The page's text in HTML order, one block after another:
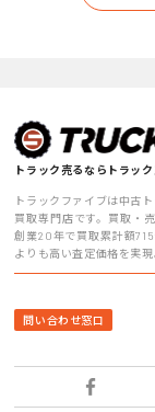
トラック売るならトラッ
トラックファイブは中古
買取専門店です。買取・
創業20年で買取累計額
よりも高い査定価格を実現
問い合わせ窓口